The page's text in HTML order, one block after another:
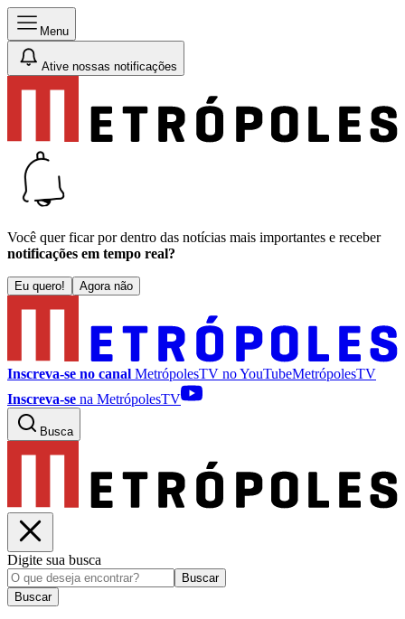
Menu
Ative nossas notificações
Você quer ficar por dentro das notícias mais importantes e receber
notificações em tempo real?
Eu quero! Agora não
Inscreva-se no canal MetrópolesTV noYouTubeMetrópolesTV
Inscreva-se na MetrópolesTV
Busca
Digite sua busca
Buscar
Buscar